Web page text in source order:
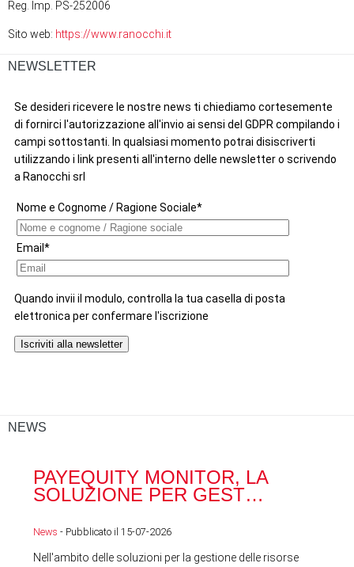
Reg. Imp. PS-252006
Sito web: https://www.ranocchi.it
NEWSLETTER
NEWS
PAYEQUITY MONITOR, LA
SOLUZIONE PER GEST…
News - Pubblicato il 15-07-2026
Nell'ambito delle soluzioni per la gestione delle risorse